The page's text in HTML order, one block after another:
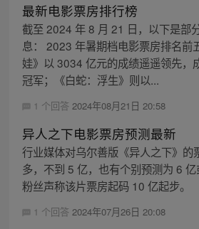
最新电影票房排行榜
截至 2024 年 8 月 21 日，以下是部
息： 2023 年暑期档电影票房排名前
娃》以 3034 亿元的成绩遥遥领先，
冠军；《白蛇：浮生》则以...
1 个回答 2024年08月21日 20:58
异人之下电影票房预测最新
行业媒体对乌尔善版《异人之下》的
多，不到 5 亿，也有个别预测为 6
粉丝声称该片票房起码 10 亿起步。
1 个回答 2024年07月26日 20:08